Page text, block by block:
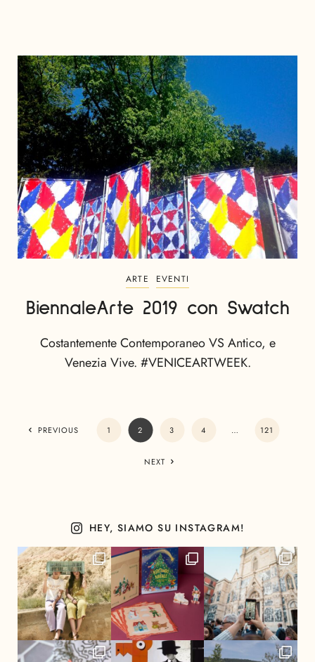
ARTE EVENTI
BiennaleArte 2019 con Swatch
Costantemente Contemporaneo VS Antico, e
Venezia Vive. #VENICEARTWEEK.
PREVIOUS 1 2 3 4 … 121
NEXT
HEY, SIAMO SU INSTAGRAM!